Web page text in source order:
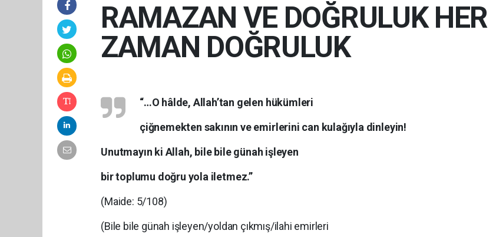
RAMAZAN VE DOĞRULUK HER
ZAMAN DOĞRULUK
“…O hâlde, Allah’tan gelen hükümleri
çiğnemekten sakının ve emirlerini can kulağıyla dinleyin!
Unutmayın ki Allah, bile bile günah işleyen
bir toplumu doğru yola iletmez.”
(Maide: 5/108)
(Bile bile günah işleyen/yoldan çıkmış/ilahi emirleri